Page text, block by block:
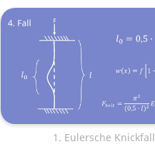
1. Eulersche Knickfall